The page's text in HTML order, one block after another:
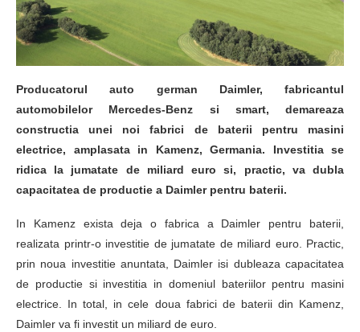
Producatorul auto german Daimler, fabricantul
automobilelor Mercedes-Benz si smart, demareaza
constructia unei noi fabrici de baterii pentru masini
electrice, amplasata in Kamenz, Germania. Investitia se
ridica la jumatate de miliard euro si, practic, va dubla
capacitatea de productie a Daimler pentru baterii.
In Kamenz exista deja o fabrica a Daimler pentru baterii,
realizata printr-o investitie de jumatate de miliard euro. Practic,
prin noua investitie anuntata, Daimler isi dubleaza capacitatea
de productie si investitia in domeniul bateriilor pentru masini
electrice. In total, in cele doua fabrici de baterii din Kamenz,
Daimler va fi investit un miliard de euro.